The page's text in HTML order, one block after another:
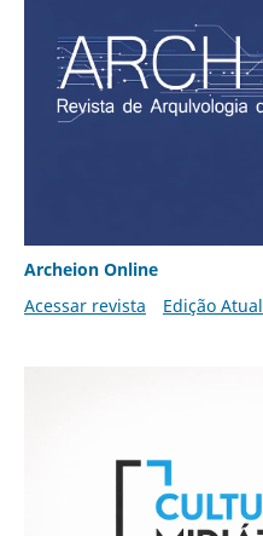
Archeion Online
Acessar revista
Edição Atual